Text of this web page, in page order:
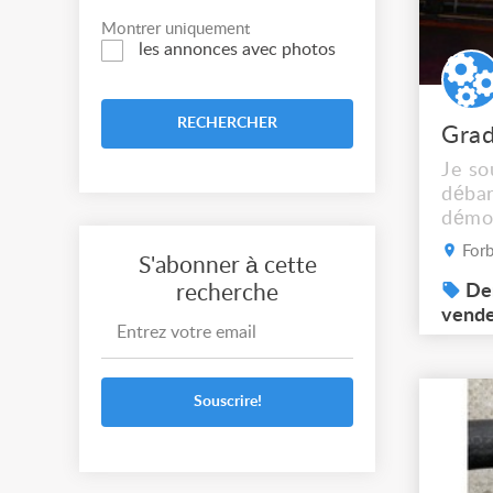
Montrer uniquement
les annonces avec photos
RECHERCHER
S'abonner à cette
recherche
Souscrire!
Je
en
la